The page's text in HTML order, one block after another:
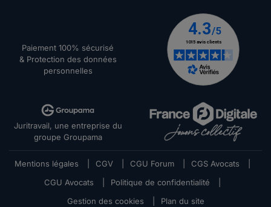
Paiement 100% sécurisé
& Protection des données
personnelles
Juritravail, une entreprise du
groupe Groupama
Mentions légales CGV CGU Forum CGS Avocats
CGU Avocats
Politique de confidentialité
Gestion des cookies
Plan du site